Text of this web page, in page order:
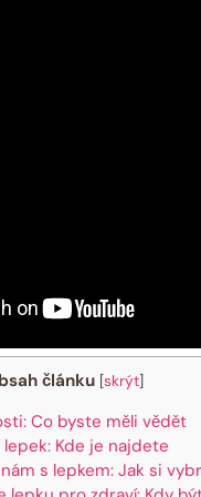
článku [skrýt]
Co byste měli vědět
Kde je najdete
s lepkem: Jak si